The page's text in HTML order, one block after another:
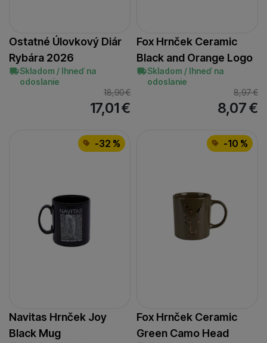
Ostatné Úlovkový Diár
Rybára 2026
Skladom / Ihneď na
odoslanie
18,90€
17,01€
Fox Hrnček Ceramic
Black and Orange Logo
Skladom / Ihneď na
odoslanie
8,97€
8,07€
-32 %
Navitas Hrnček Joy
Black Mug
-10 %
Fox Hrnček Ceramic
Green Camo Head